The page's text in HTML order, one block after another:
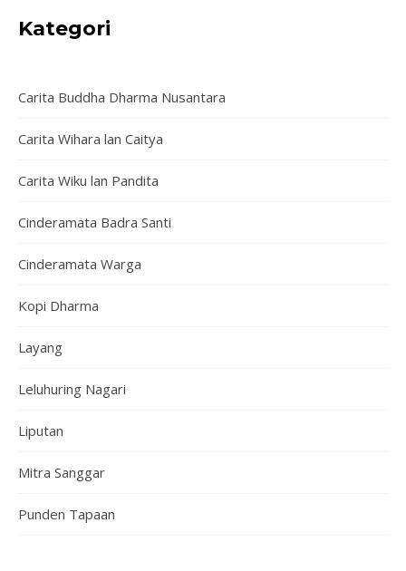
Kategori
Carita Buddha Dharma Nusantara
Carita Wihara lan Caitya
Carita Wiku lan Pandita
Cinderamata Badra Santi
Cinderamata Warga
Kopi Dharma
Layang
Leluhuring Nagari
Liputan
Mitra Sanggar
Punden Tapaan